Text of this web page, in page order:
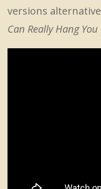
versions
Can Really Hang You